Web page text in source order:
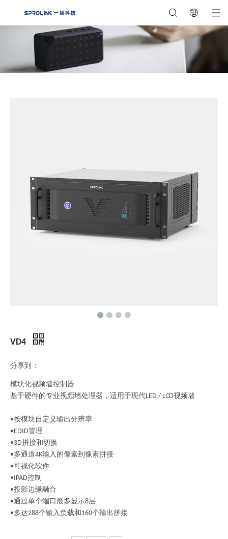
VD4
分享到：
模块化视频墙控制器
基于硬件的专业视频墙处理器，适用于现代LED / LCD视频墙
•按模块自定义输出分辨率
•EDID管理
•3D拼接和切换
•多通道4K输入的像素到像素拼接
•可视化软件
•IPAD控制
•投影边缘融合
•通过单个端口最多显示8层
•多达288个输入负载和160个输出拼接